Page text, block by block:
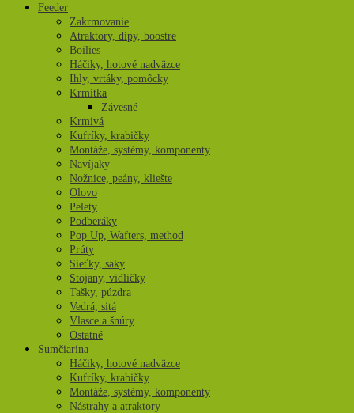
Feeder
Zakrmovanie
Atraktory, dipy, boostre
Boilies
Háčiky, hotové nadväzce
Ihly, vrtáky, pomôcky
Krmítka
Závesné
Krmivá
Kufríky, krabičky
Montáže, systémy, komponenty
Navíjaky
Nožnice, peány, kliešte
Olovo
Pelety
Podberáky
Pop Up, Wafters, method
Prúty
Sieťky, saky
Stojany, vidličky
Tašky, púzdra
Vedrá, sitá
Vlasce a šnúry
Ostatné
Sumčiarina
Háčiky, hotové nadväzce
Kufríky, krabičky
Montáže, systémy, komponenty
Nástrahy a atraktory